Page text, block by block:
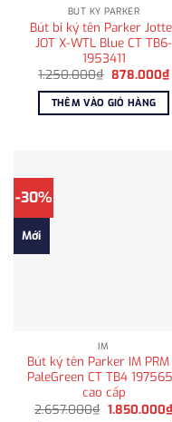
BÚT KÝ PARKER
Bút bi ký tên Parker
JOT X-WTL Blue CT TB6-
1953411
1.250.000₫ Giá
là:
1.250.000₫.
878.000₫
THÊM VÀO GIỎ HÀNG
-30%
Mới
IM
Bút ký tên Parker IM PRM
PaleGreen CT TB4
cao cấp
2.657.000₫ Giá
1.850.000₫